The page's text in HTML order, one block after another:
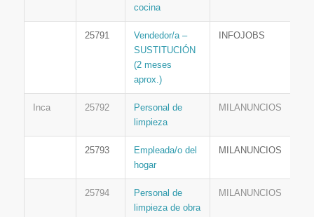
cocina
25791
Vendedor/a –
SUSTITUCIÓN
(2 meses
aprox.)
INFOJOBS
Inca 25792
Personal de
limpieza
MILANUNCIOS
25793
Empleada/o del
hogar
MILANUNCIOS
25794
Personal de
limpieza de obra
MILANUNCIOS